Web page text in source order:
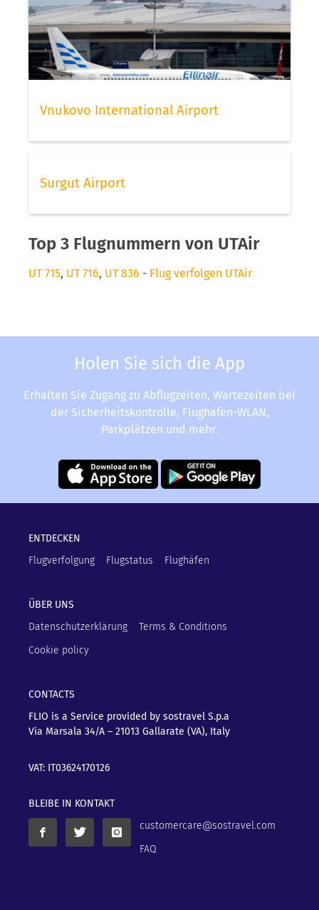
Vnukovo International Airport
Surgut Airport
Top 3 Flugnummern von UTAir
UT 715, UT 716, UT 836 - Flug verfolgen UTAir
Holen Sie sich die App
Erhalten Sie Zugang zu Abflugzeiten, Wartezeiten bei
der Sicherheitskontrolle, Flughafen-WLAN,
Parkplätzen und mehr.
ENTDECKEN
Flugverfolgung
Flugstatus Flughäfen
ÜBER UNS
Datenschutzerklärung
Terms & Conditions
Cookie policy
CONTACTS
FLIO is a Service provided by sostravel S.p.a
Via Marsala 34/A – 21013 Gallarate (VA), Italy
VAT: IT03624170126
BLEIBE IN KONTAKT
customercare@sostravel.com
FAQ